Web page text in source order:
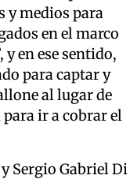
y medios para
en el marco
y en ese sentido,
para captar y
al lugar de
ir a cobrar el
Sergio Gabriel Di